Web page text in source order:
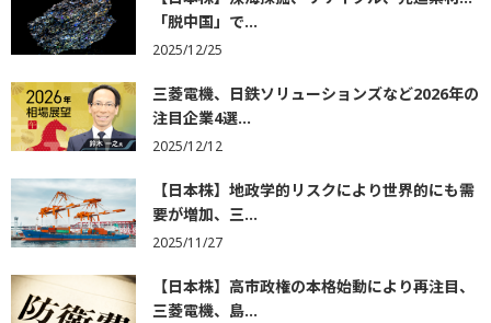
「脱中国」で...
2025/12/25
三菱電機、日鉄ソリューションズなど2026年の
注目企業4選...
2025/12/12
【日本株】地政学的リスクにより世界的にも需
要が増加、三...
2025/11/27
【日本株】高市政権の本格始動により再注目、
三菱電機、島...